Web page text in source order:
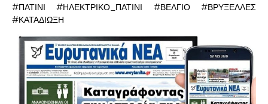
#ΠΑΤΙΝΙ #ΗΛΕΚΤΡΙΚΟ_ΠΑΤΙΝΙ #ΒΕΛΓΙΟ #ΒΡΥΞΕΛΛΕΣ
#ΚΑΤΑΔΙΩΞΗ